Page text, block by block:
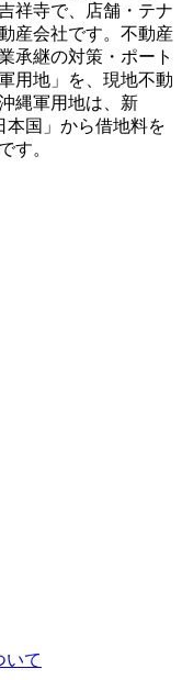
祥寺で、店舗・テナ
産会社です。不動産
承継の対策・ポート
用地」を、現地不動
縄軍用地は、新
本国」から借地料を
す。
いて